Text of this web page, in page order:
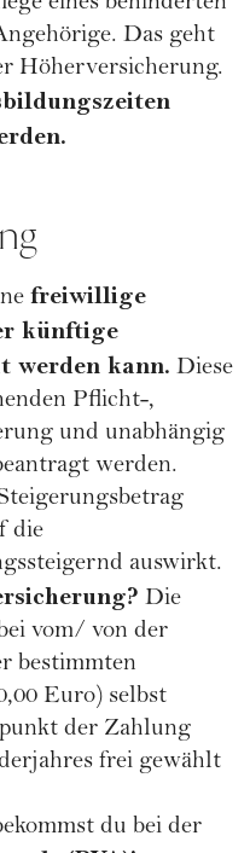
Das geht
Höherversicherung.
freiwillige
künftige
werden kann. Diese
Pflicht-,
und unabhängig
werden.
die
auswirkt.
Die
vom/ von der
bestimmten
Euro) selbst
der Zahlung
frei gewählt
du bei der